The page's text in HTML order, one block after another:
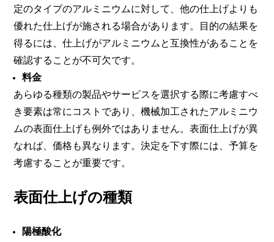
定のタイプのアルミニウムに対して、他の仕上げよりも
優れた仕上げが施される場合があります。目的の結果を
得るには、仕上げがアルミニウムと互換性があることを
確認することが不可欠です。
料金
あらゆる種類の製品やサービスを選択する際に考慮すべ
き要素は常にコストであり、機械加工されたアルミニウ
ムの表面仕上げも例外ではありません。表面仕上げが異
なれば、価格も異なります。決定を下す際には、予算を
考慮することが重要です。
表面仕上げの種類
陽極酸化